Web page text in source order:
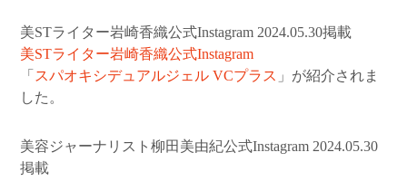
美STライター岩崎香織公式Instagram 2024.05.30掲載
美STライター岩崎香織公式Instagram
「 スパオキシデュアルジェル VCプラス 」が紹介されま
した。
美容ジャーナリスト柳田美由紀公式Instagram 2024.05.30
掲載